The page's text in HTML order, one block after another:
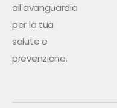
all'avanguardia
per la tua
salute e
prevenzione.